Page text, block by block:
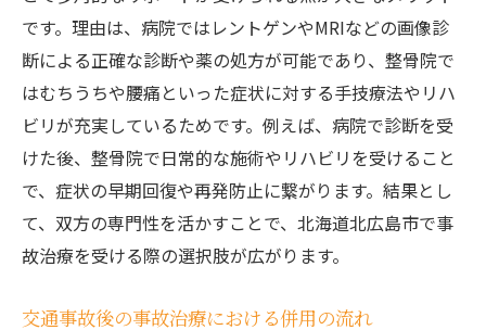
です。理由は、病院ではレントゲンやMRIなどの画像診
断による正確な診断や薬の処方が可能であり、整骨院で
はむちうちや腰痛といった症状に対する手技療法やリハ
ビリが充実しているためです。例えば、病院で診断を受
けた後、整骨院で日常的な施術やリハビリを受けること
で、症状の早期回復や再発防止に繋がります。結果とし
て、双方の専門性を活かすことで、北海道北広島市で事
故治療を受ける際の選択肢が広がります。
交通事故後の事故治療における併用の流れ